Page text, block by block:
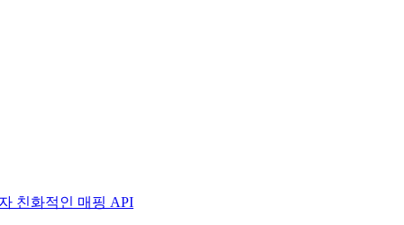
친화적인 매핑 API